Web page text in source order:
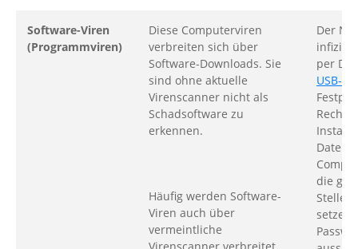
Software-Viren
(Programmviren)
Diese Computerviren
verbreiten sich über
Software-Downloads. Sie
sind ohne aktuelle
Virenscanner nicht als
Schadsoftware zu
erkennen.
Häufig werden Software-
Viren auch über
vermeintliche
Der
per
USB-
Datei
die
Stellen
setzen